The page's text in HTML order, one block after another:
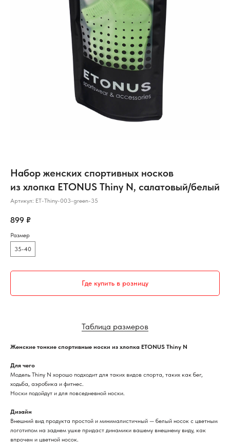
Набор женских спортивных носков
из хлопка ETONUS Thiny N, салатовый/белый
Артикул: ET-Thiny-003-green-35
899 ₽
Размер
35-40
Где купить в розницу
Таблица размеров
Женские тонкие спортивные носки из хлопка ETONUS Thiny N
Для чего
Модель Thiny N хорошо подходит для таких видов спорта, таких как бег,
ходьба, аэробика и фитнес.
Носки подойдут и для повседневной носки.
Дизайн
Внешний вид продукта простой и минималистичный — белый носок с цветным
логотипом на заднем ушке придаст динамики вашему внешнему виду, как
впрочем и цветной носок.